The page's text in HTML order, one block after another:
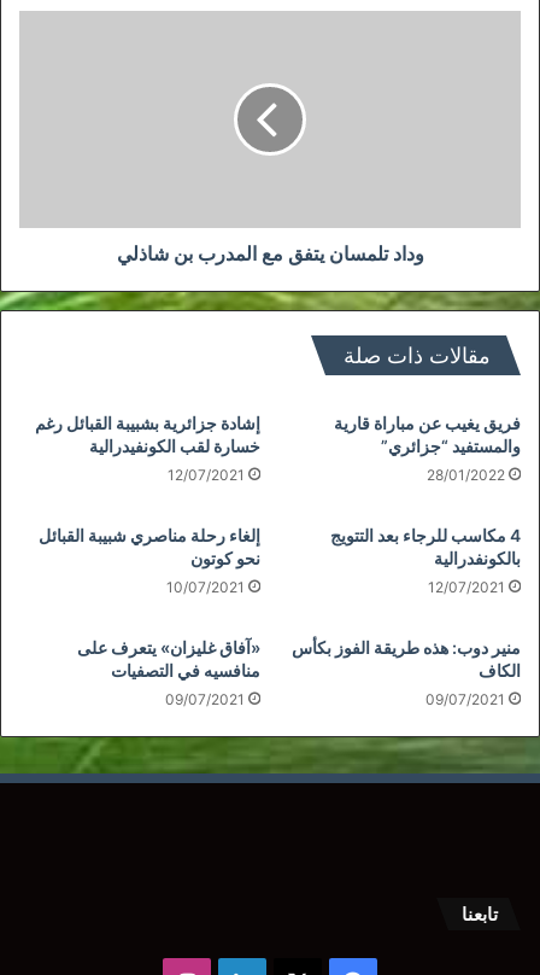
وداد تلمسان يتفق مع المدرب بن شاذلي
مقالات ذات صلة
فريق يغيب عن مباراة قارية
والمستفيد “جزائري”
28/01/2022
إشادة جزائرية بشبيبة القبائل رغم
خسارة لقب الكونفيدرالية
12/07/2021
4 مكاسب للرجاء بعد التتويج
بالكونفدرالية
12/07/2021
إلغاء رحلة مناصري شبيبة القبائل
نحو كوتون
10/07/2021
منير دوب: هذه طريقة الفوز بكأس
الكاف
09/07/2021
«آفاق غليزان» يتعرف على
منافسيه في التصفيات
09/07/2021
تابعنا